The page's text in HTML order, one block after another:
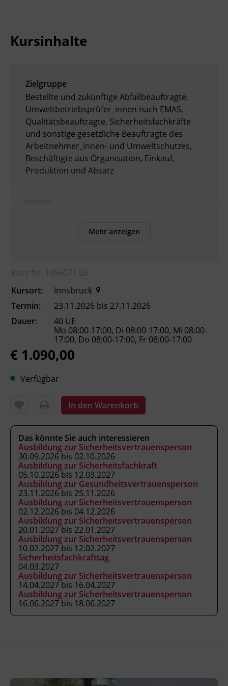
Akademisches Studienzentrum
BFI Schwaz
Kursinhalte
Zielgruppe
Bestellte und zukünftige Abfallbeauftragte,
Umweltbetriebsprüfer_innen nach EMAS,
Qualitätsbeauftragte, Sicherheitsfachkräfte
und sonstige gesetzliche Beauftragte des
Arbeitnehmer_innen- und Umweltschutzes,
Beschäftigte aus Organisation, Einkauf,
Produktion und Absatz
die zentralen Bestimmungen des
Abfallwirtschaftsgesetzes 2002 und der
wichtigsten Verordnungen anwenden.
das elektronische Datenmanagement
(EDM) im betrieblichen Alltag nutzen.
Maßnahmen zur Abfallvermeidung und
Ressourcenschonung nach dem Prinzip
der 5 R ableiten.
der Kreislaufwirtschaft einordnen.
die landesrechtlichen Vorgaben (Tiroler
Abfallwirtschaftsgesetz und kommunale
ein betriebliches
Abfallwirtschaftskonzept gemäß § 10
AWG 2002 erstellen.
die naturwissenschaftlichen,
technischen und gesellschaftlichen
Hintergründe der Abfallwirtschaft
einordnen.
die Aufgaben der_des Abfallbeauftragten
gemäß § 11 AWG 2002 in der inner- und
außerbetrieblichen Kommunikation
wahrnehmen.
Kursformat
Präsenzunterricht
Mehr anzeigen
Kurs Nr. 1056071.26
Kursort:
Innsbruck
Termin:
23.11.2026 bis 27.11.2026
Dauer:
40 UE
Mo 08:00-17:00, Di 08:00-17:00, Mi 08:00-
17:00, Do 08:00-17:00, Fr 08:00-17:00
€ 1.090,00
Verfügbar
In den Warenkorb
Das könnte Sie auch interessieren
Ausbildung zur Sicherheitsvertrauensperson
30.09.2026 bis 02.10.2026
Ausbildung zur Sicherheitsfachkraft
05.10.2026 bis 12.03.2027
Ausbildung zur Gesundheitsvertrauensperson
23.11.2026 bis 25.11.2026
Ausbildung zur Sicherheitsvertrauensperson
02.12.2026 bis 04.12.2026
Ausbildung zur Sicherheitsvertrauensperson
20.01.2027 bis 22.01.2027
Ausbildung zur Sicherheitsvertrauensperson
10.02.2027 bis 12.02.2027
Sicherheitsfachkrafttag
04.03.2027
Ausbildung zur Sicherheitsvertrauensperson
14.04.2027 bis 16.04.2027
Ausbildung zur Sicherheitsvertrauensperson
16.06.2027 bis 18.06.2027